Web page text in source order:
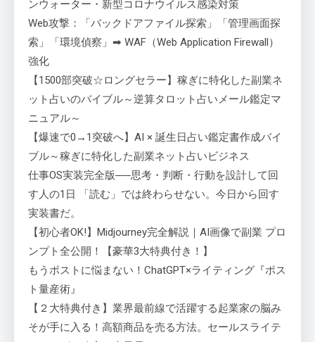
ンウォーター・新型コロナウイルス感染対策
Web攻撃：「バックドアファイル探索」「管理画面探
索」「環境偵察」➡ WAF（Web Application Firewall）
強化
【1500部突破☆ロングセラー】稼ぎに特化した副業ネ
ット占いのバイブル～逆算タロット占いメール鑑定マ
ニュアル～
【爆速で0→1突破へ】AI × 誕生日占い鑑定書作成バイ
ブル～稼ぎに特化した副業ネット占いビジネス
仕事OS実装完全版──思考・判断・行動を設計して回
す人の1日 「読む」では終わらせない。今日から回す
実装書だ。
【初心者OK!】Midjourney完全解説｜AI画像で副業 プロ
ンプト全公開！【豪華3大特典付き！】
もうポストに悩まない！ChatGPT×ライティング『ポス
ト量産術』
【２大特典付き】業界最前線で活躍する起業家の脳み
そが手に入る！高額商品を売る方法。セールスライテ